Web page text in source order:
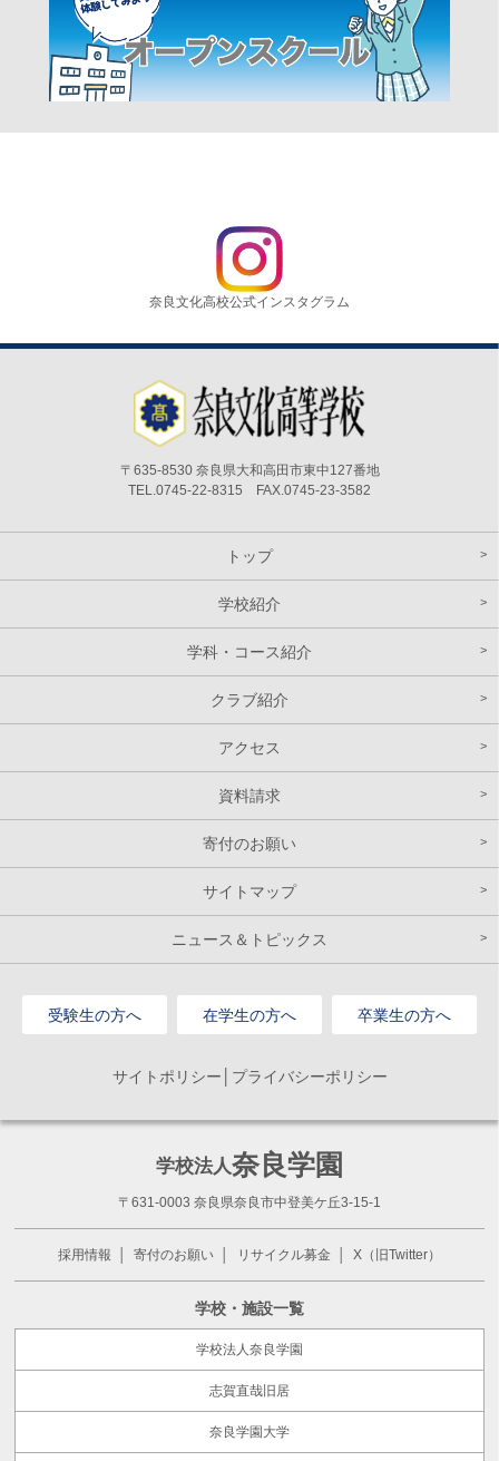
奈良文化高校公式インスタグラム
〒635-8530 奈良県大和高田市東中127番地
TEL.0745-22-8315 FAX.0745-23-3582
トップ
学校紹介
学科・コース紹介
クラブ紹介
アクセス
資料請求
寄付のお願い
サイトマップ
ニュース＆トピックス
受験生の方へ 在学生の方へ 卒業生の方へ
サイトポリシー│プライバシーポリシー
学校法人奈良学園
〒631-0003 奈良県奈良市中登美ケ丘3-15-1
採用情報 寄付のお願い リサイクル募金 X（旧Twitter）
学校・施設一覧
学校法人奈良学園
志賀直哉旧居
奈良学園大学